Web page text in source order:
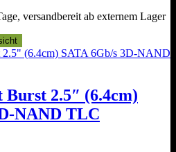
versandbereit ab externem Lager
2.5″ (6.4cm)
NAND TLC